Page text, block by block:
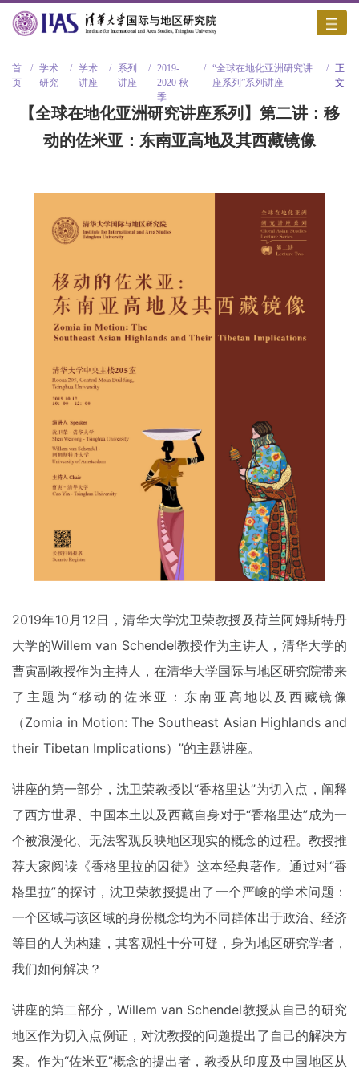
首
页
/ 学术
研究
/ 学术
讲座
/
系列
讲座
/ 2019-
2020 秋
季
/ “全球在地化亚洲研究讲
座系列”系列讲座
/ 正
文
【全球在地化亚洲研究讲座系列】第二讲：移
动的佐米亚：东南亚高地及其西藏镜像
2019年10月12日，清华大学沈卫荣教授及荷兰阿姆斯特丹
大学的Willem van Schendel教授作为主讲人，清华大学的
曹寅副教授作为主持人，在清华大学国际与地区研究院带来
了主题为“移动的佐米亚：东南亚高地以及西藏镜像
（Zomia in Motion: The Southeast Asian Highlands and
their Tibetan Implications）”的主题讲座。
讲座的第一部分，沈卫荣教授以“香格里达”为切入点，阐释
了西方世界、中国本土以及西藏自身对于“香格里达”成为一
个被浪漫化、无法客观反映地区现实的概念的过程。教授推
荐大家阅读《香格里拉的囚徒》这本经典著作。通过对“香
格里拉”的探讨，沈卫荣教授提出了一个严峻的学术问题：
一个区域与该区域的身份概念均为不同群体出于政治、经济
等目的人为构建，其客观性十分可疑，身为地区研究学者，
我们如何解决？
讲座的第二部分，Willem van Schendel教授从自己的研究
地区作为切入点例证，对沈教授的问题提出了自己的解决方
案。作为“佐米亚”概念的提出者，教授从印度及中国地区从